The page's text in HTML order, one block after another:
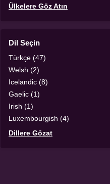
Ülkelere Göz Atın
Dil Seçin
Türkçe (47)
Welsh (2)
Icelandic (8)
Gaelic (1)
Irish (1)
Luxembourgish (4)
Dillere Gözat